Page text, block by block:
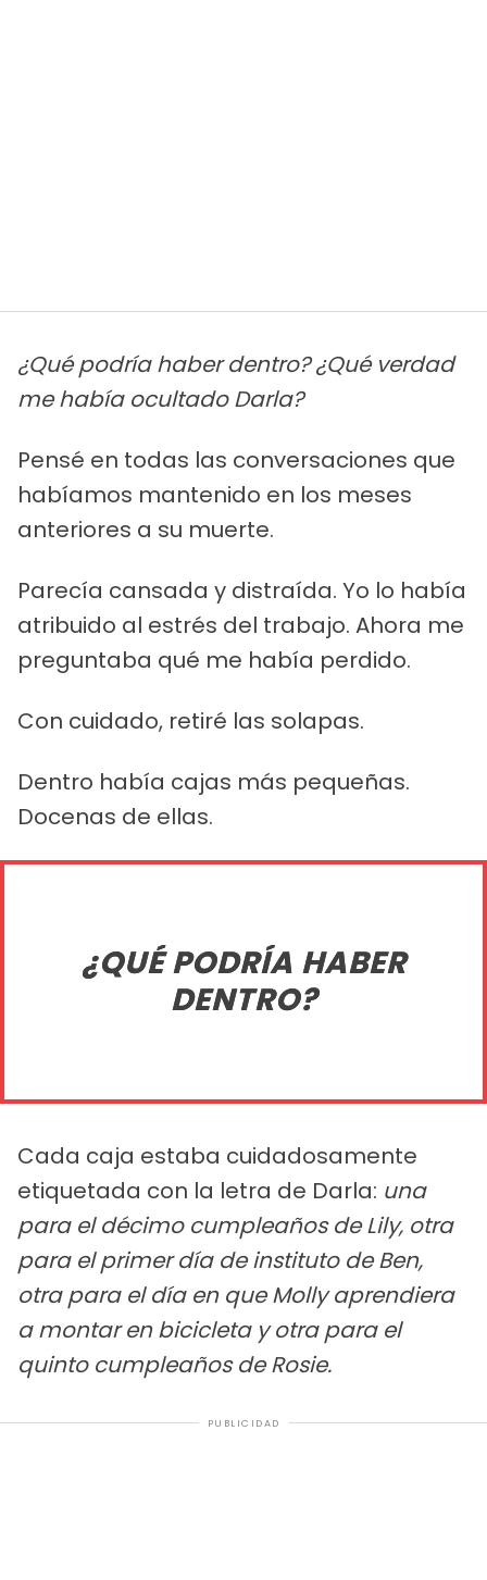
¿Qué podría haber dentro? ¿Qué verdad
me había ocultado Darla?
Pensé en todas las conversaciones que
habíamos mantenido en los meses
anteriores a su muerte.
Parecía cansada y distraída. Yo lo había
atribuido al estrés del trabajo. Ahora me
preguntaba qué me había perdido.
Con cuidado, retiré las solapas.
Dentro había cajas más pequeñas.
Docenas de ellas.
¿QUÉ PODRÍA HABER
DENTRO?
Cada caja estaba cuidadosamente
etiquetada con la letra de Darla: una
para el décimo cumpleaños de Lily, otra
para el primer día de instituto de Ben,
otra para el día en que Molly aprendiera
a montar en bicicleta y otra para el
quinto cumpleaños de Rosie.
PUBLICIDAD